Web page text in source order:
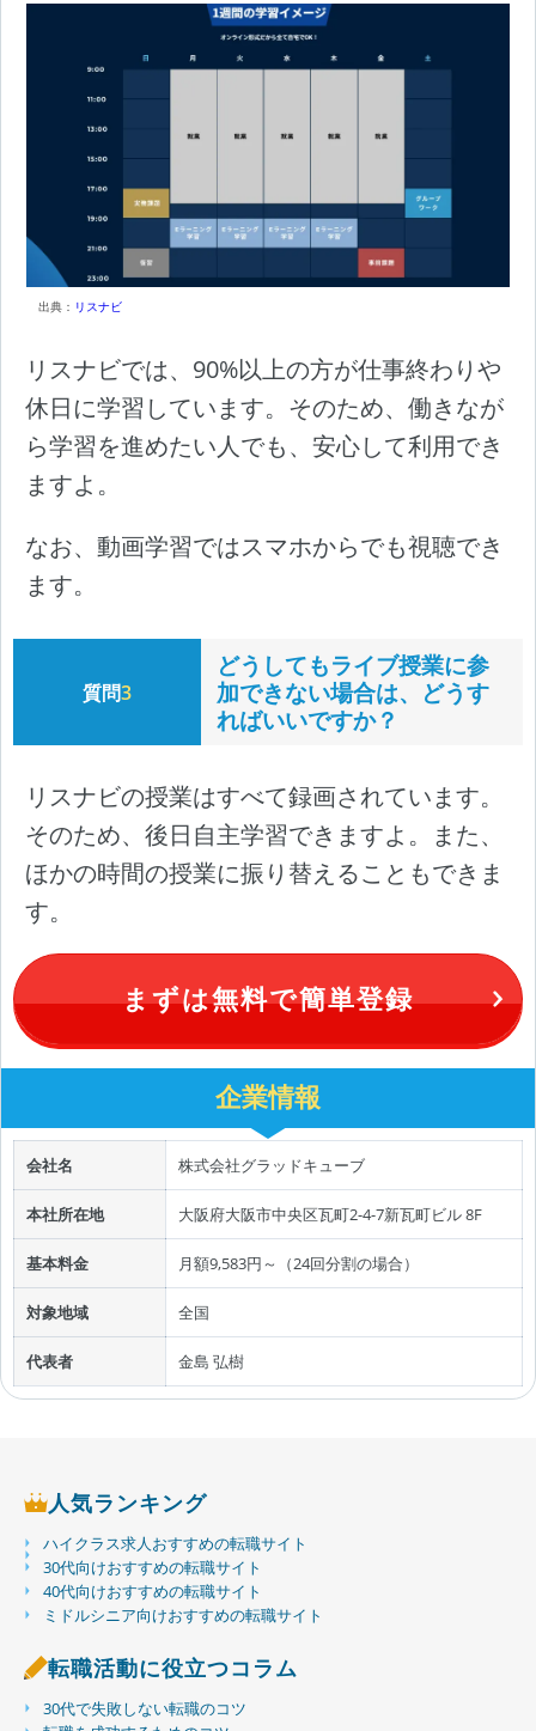
出典： リスナビ
リスナビでは、90%以上の方が仕事終わりや
休日に学習しています。そのため、働きなが
ら学習を進めたい人でも、安心して利用でき
ますよ。
なお、動画学習ではスマホからでも視聴でき
ます。
質問3
どうしてもライブ授業に参
加できない場合は、どうす
ればいいですか？
リスナビの授業はすべて録画されています。
そのため、後日自主学習できますよ。また、
ほかの時間の授業に振り替えることもできま
す。
まずは無料で簡単登録
企業情報
会社名 株式会社グラッドキューブ
本社所在地 大阪府大阪市中央区瓦町2-4-7新瓦町ビル 8F
基本料金 月額9,583円～（24回分割の場合）
対象地域 全国
代表者 金島 弘樹
人気ランキング
ハイクラス求人おすすめの転職サイト
30代向けおすすめの転職サイト
40代向けおすすめの転職サイト
ミドルシニア向けおすすめの転職サイト
転職活動に役立つコラム
30代で失敗しない転職のコツ